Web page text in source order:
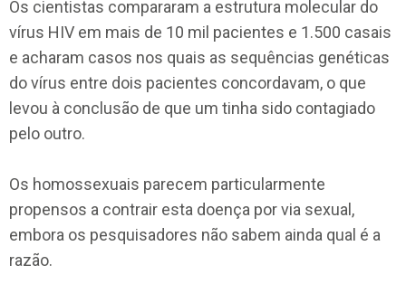
Os cientistas compararam a estrutura molecular do
vírus HIV em mais de 10 mil pacientes e 1.500 casais
e acharam casos nos quais as sequências genéticas
do vírus entre dois pacientes concordavam, o que
levou à conclusão de que um tinha sido contagiado
pelo outro.
Os homossexuais parecem particularmente
propensos a contrair esta doença por via sexual,
embora os pesquisadores não sabem ainda qual é a
razão.